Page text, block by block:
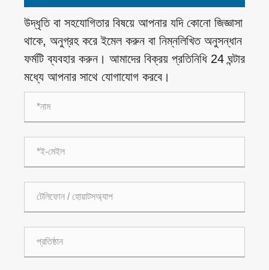
উদ্ধৃতি বা সহযোগিতার বিষয়ে আপনার যদি কোনো জিজ্ঞাসা
থাকে, অনুগ্রহ করে ইমেল করুন বা নিম্নলিখিত অনুসন্ধান
ফর্মটি ব্যবহার করুন। আমাদের বিক্রয় প্রতিনিধি 24 ঘন্টার
মধ্যে আপনার সাথে যোগাযোগ করবে।